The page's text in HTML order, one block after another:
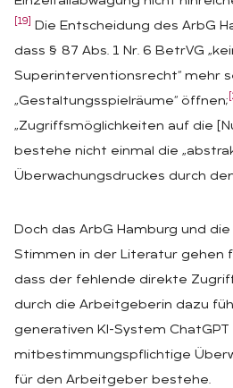
[19]
Die Entscheidung des ArbG
dass § 87 Abs. 1 Nr. 6 BetrVG
Superinterventionsrecht“ mehr
„Gestaltungsspielräume“ öffnen;
„Zugriffsmöglichkeiten auf die
bestehe nicht einmal die
Überwachungsdruckes durch
Doch das ArbG Hamburg und
Stimmen in der Literatur gehen
dass der fehlende direkte
durch die Arbeitgeberin dazu
generativen KI-System ChatGPT
mitbestimmungspflichtige
für den Arbeitgeber bestehe.